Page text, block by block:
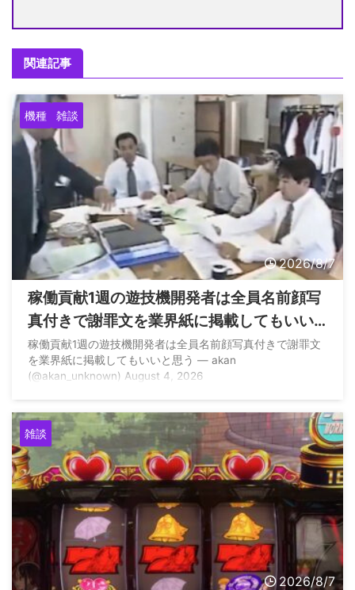
関連記事
機種 雑談
2026/8/7
稼働貢献1週の遊技機開発者は全員名前顔写
真付きで謝罪文を業界紙に掲載してもいい
と思う
稼働貢献1週の遊技機開発者は全員名前顔写真付きで謝罪文
を業界紙に掲載してもいいと思う — akan
(@akan_unknown) August 4, 2026
雑談
2026/8/7